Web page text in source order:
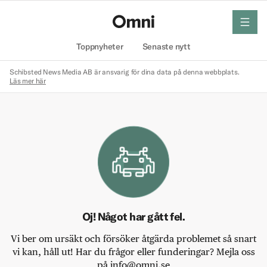
Toppnyheter Senaste nytt
meny
Schibsted News Media AB är ansvarig för dina data på denna webbplats.
Läs mer här
Oj! Något har gått fel.
Vi ber om ursäkt och försöker åtgärda problemet så snart
vi kan, håll ut! Har du frågor eller funderingar? Mejla oss